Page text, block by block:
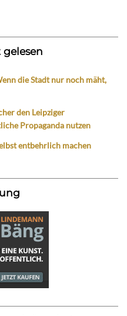
die Stadt nur noch mäht,
den Leipziger
Propaganda nutzen
entbehrlich machen